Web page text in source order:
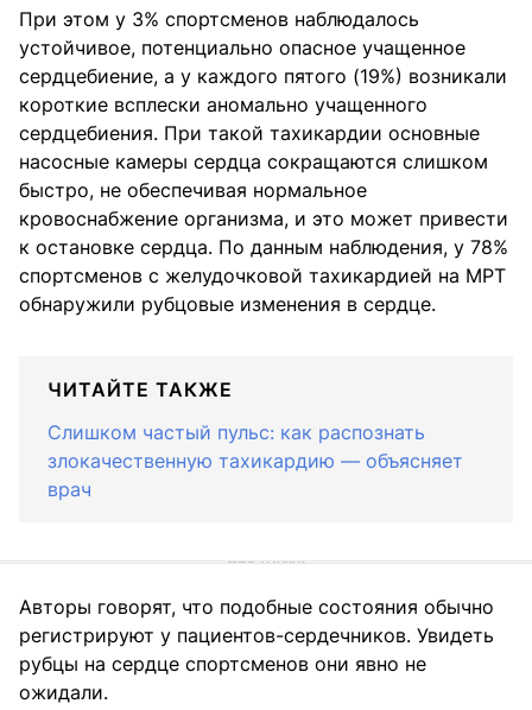
При этом у 3% спортсменов наблюдалось
устойчивое, потенциально опасное учащенное
сердцебиение, а у каждого пятого (19%) возникали
короткие всплески аномально учащенного
сердцебиения. При такой тахикардии основные
насосные камеры сердца сокращаются слишком
быстро, не обеспечивая нормальное
кровоснабжение организма, и это может привести
к остановке сердца. По данным наблюдения, у 78%
спортсменов с желудочковой тахикардией на МРТ
обнаружили рубцовые изменения в сердце.
ЧИТАЙТЕ ТАКЖЕ
Слишком частый пульс: как распознать
злокачественную тахикардию — объясняет
врач
Авторы говорят, что подобные состояния обычно
регистрируют у пациентов-сердечников. Увидеть
рубцы на сердце спортсменов они явно не
ожидали.